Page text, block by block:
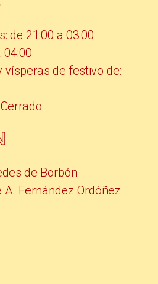
de 21:00 a 03:00
04:00
vísperas de festivo de:
de Borbón
Fernández Ordóñez